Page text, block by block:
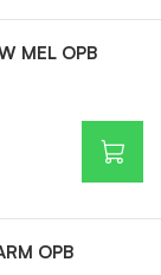
MEL OPB
OPB